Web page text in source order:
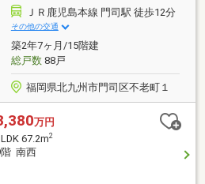
ニストップ門司港レトロ店 約
ＪＲ鹿児島本線 門司駅 徒歩12分
その他の交通
築2年7ヶ月/15階建
総戸数88戸
福岡県北九州市門司区不老町１
万円
67.2m2
南西